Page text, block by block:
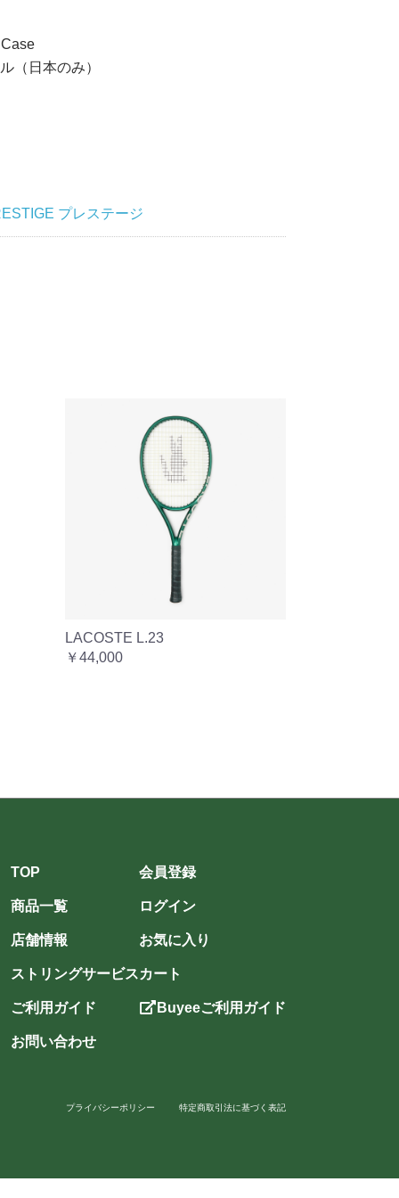
（日本のみ）
プレステージ
LACOSTE L.23
￥44,000
TOP
商品一覧
店舗情報
ストリングサービス
ご利用ガイド
お問い合わせ
会員登録
ログイン
お気に入り
カート
Buyeeご利用ガイド
プライバシーポリシー 特定商取引法に基づく表記